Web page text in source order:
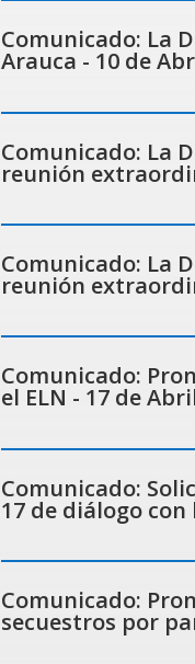
Comunicado: La
Arauca - 10 de
Comunicado: La
reunión
Comunicado: La
reunión
Comunicado:
el ELN - 17 de
Comunicado:
17 de diálogo
Comunicado:
secuestros por